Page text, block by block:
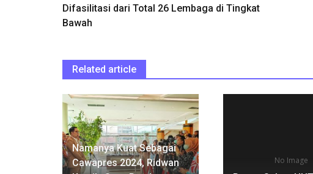
Difasilitasi dari Total 26 Lembaga di Tingkat
Bawah
Related article
Namanya Kuat Sebagai
Cawapres 2024, Ridwan
No Image